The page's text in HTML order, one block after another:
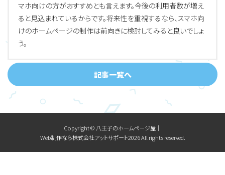
マホ向けの方がおすすめとも言えます。今後の利用者数が増え
ると見込まれているからです。将来性を重視するなら、スマホ向
けのホームページの制作は前向きに検討してみると良いでしょ
う。
記事一覧へ
Copyright © 八王子のホームページ屋│
Web制作なら株式会社アットサポート2026 All rights reserved.